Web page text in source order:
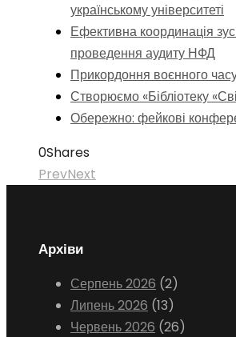
українському університеті
Ефективна координація
проведення аудиту НФД
Прикордоння воєнного
Створюємо «Бібліотеку
Обережно: фейкові
0Shares
PrevNext
Архіви
Серпень 2026 (2)
Липень 2026 (13)
Червень 2026 (26)